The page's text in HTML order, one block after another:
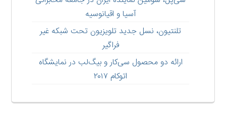
آسیا و اقیانوسیه
تلنتیون، نسل جدید تلویزیون تحت شبکه غیر
فراگیر
ارائه دو محصول سی‌کار و بیگ‌لب در نمایشگاه
اتوکام ۲۰۱۷